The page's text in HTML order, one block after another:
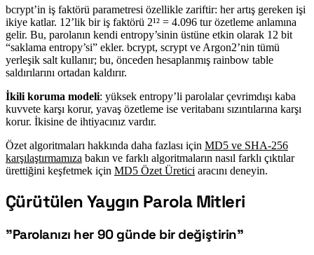
bcrypt’in iş faktörü parametresi özellikle zariftir: her artış gereken işi
ikiye katlar. 12’lik bir iş faktörü 2¹² = 4.096 tur özetleme anlamına
gelir. Bu, parolanın kendi entropy’sinin üstüne etkin olarak 12 bit
“saklama entropy’si” ekler. bcrypt, scrypt ve Argon2’nin tümü
yerleşik salt kullanır; bu, önceden hesaplanmış rainbow table
saldırılarını ortadan kaldırır.
İkili koruma modeli: yüksek entropy’li parolalar çevrimdışı kaba
kuvvete karşı korur, yavaş özetleme ise veritabanı sızıntılarına karşı
korur. İkisine de ihtiyacınız vardır.
Özet algoritmaları hakkında daha fazlası için MD5 ve SHA-256
karşılaştırmamıza bakın ve farklı algoritmaların nasıl farklı çıktılar
ürettiğini keşfetmek için MD5 Özet Üretici aracını deneyin.
#
Çürütülen Yaygın Parola Mitleri
#
”Parolanızı her 90 günde bir değiştirin”